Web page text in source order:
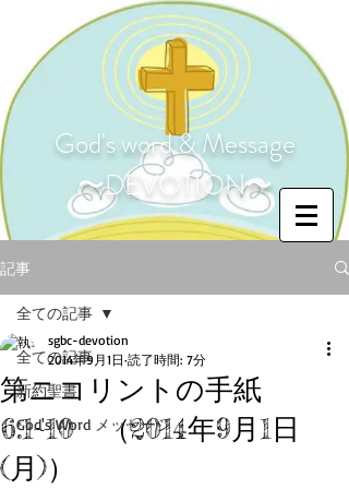
God's word & Message
〜DEVOTION〜
記事
全ての記事
新約聖書
God's Word メッセージ
全ての記事
第ニコリントの手紙
6:1~10 （2014年9月1日
(月)）
sgbc-devotion
2014年9月1日 読了時間: 7分